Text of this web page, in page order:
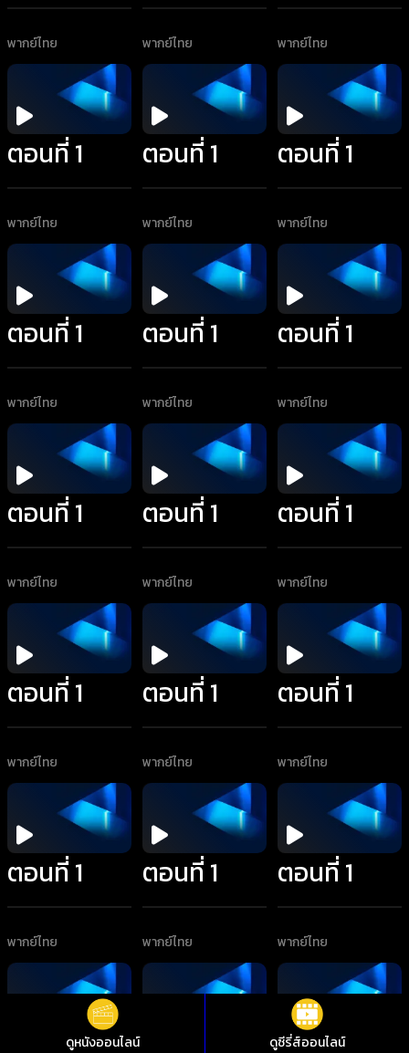
พากย์ไทย พากย์ไทย พากย์ไทย
ตอนที่ 1
พากย์ไทย
ตอนที่ 1
พากย์ไทย
ตอนที่ 1
พากย์ไทย
ตอนที่ 1
พากย์ไทย
ตอนที่ 1
พากย์ไทย
ตอนที่ 1
พากย์ไทย
ตอนที่ 1
พากย์ไทย
ตอนที่ 1
พากย์ไทย
ตอนที่ 1
พากย์ไทย
ตอนที่ 1
พากย์ไทย
ตอนที่ 1
พากย์ไทย
ตอนที่ 1
พากย์ไทย
ตอนที่ 1
พากย์ไทย
ตอนที่ 1
พากย์ไทย
ตอนที่ 1
พากย์ไทย
ดูหนังออนไลน์ ดูซีรี่ส์ออนไลน์